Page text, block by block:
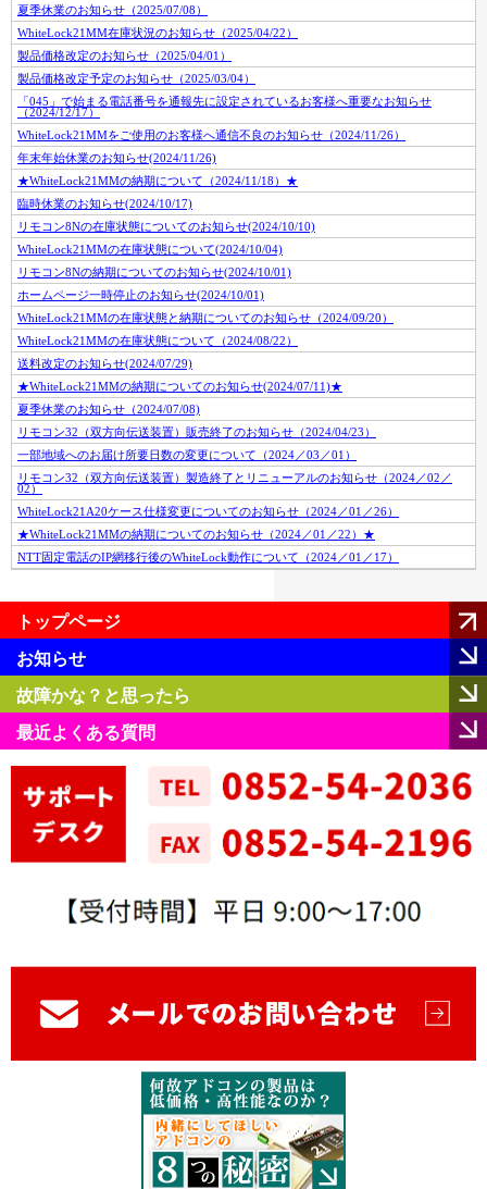
夏季休業のお知らせ（2025/07/08）
WhiteLock21MM在庫状況のお知らせ（2025/04/22）
製品価格改定のお知らせ（2025/04/01）
製品価格改定予定のお知らせ（2025/03/04）
「045」で始まる電話番号を通報先に設定されているお客様へ重要なお知らせ
（2024/12/17）
WhiteLock21MMをご使用のお客様へ通信不良のお知らせ（2024/11/26）
年末年始休業のお知らせ(2024/11/26)
★WhiteLock21MMの納期について（2024/11/18）★
臨時休業のお知らせ(2024/10/17)
リモコン8Nの在庫状態についてのお知らせ(2024/10/10)
WhiteLock21MMの在庫状態について(2024/10/04)
リモコン8Nの納期についてのお知らせ(2024/10/01)
ホームページ一時停止のお知らせ(2024/10/01)
WhiteLock21MMの在庫状態と納期についてのお知らせ（2024/09/20）
WhiteLock21MMの在庫状態について（2024/08/22）
送料改定のお知らせ(2024/07/29)
★WhiteLock21MMの納期についてのお知らせ(2024/07/11)★
夏季休業のお知らせ（2024/07/08)
リモコン32（双方向伝送装置）販売終了のお知らせ（2024/04/23）
一部地域へのお届け所要日数の変更について（2024／03／01）
リモコン32（双方向伝送装置）製造終了とリニューアルのお知らせ（2024／02／
02）
WhiteLock21A20ケース仕様変更についてのお知らせ（2024／01／26）
★WhiteLock21MMの納期についてのお知らせ（2024／01／22）★
NTT固定電話のIP網移行後のWhiteLock動作について（2024／01／17）
トップページ
お知らせ
故障かな？と思ったら
最近よくある質問